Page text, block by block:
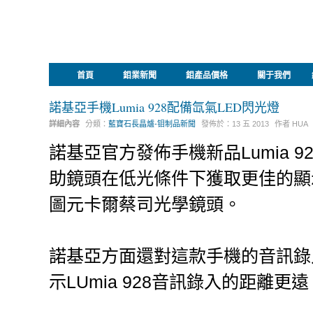
首頁 鉬業新聞 鉬產品價格 關于我們
諾基亞手機Lumia 928配備氙氣LED閃光燈
詳細內容 分類： 藍寶石長晶爐-钼制品新聞 發佈於： 13 五 2013 作者 HUA
諾基亞官方發佈手機新品Lumia
助鏡頭在低光條件下獲取更佳的
圖元卡爾蔡司光學鏡頭。
諾基亞方面還對這款手機的音訊
示LUmia 928音訊錄入的距離更